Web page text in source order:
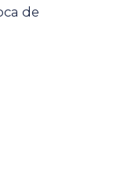
de